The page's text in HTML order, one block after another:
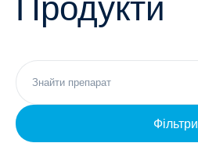
Неврологія
Фармаконагляд
Кар'єра
Продукти
Фільтри